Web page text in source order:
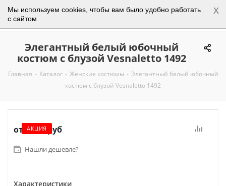
Мы используем cookies, чтобы вам было удобно работать
с сайтом
x
0
Элегантный белый юбочный
костюм с блузой Vesnaletto 1492
Главная - Каталог - Женские костюмы - Элегантный белый юбочный
костюм с блузой Vesnaletto 1492
АКЦИЯ
от 9 950 руб
Нашли дешевле?
Характеристики